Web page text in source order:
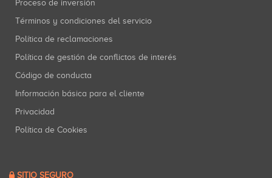
Proceso de inversión
Términos y condiciones del servicio
Política de reclamaciones
Política de gestión de conflictos de interés
Código de conducta
Información básica para el cliente
Privacidad
Política de Cookies
SITIO SEGURO